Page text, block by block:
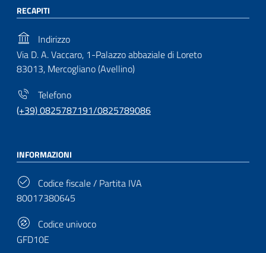
RECAPITI
Indirizzo
Via D. A. Vaccaro, 1-Palazzo abbaziale di Loreto
83013, Mercogliano (Avellino)
Telefono
(+39) 0825787191/0825789086
INFORMAZIONI
Codice fiscale / Partita IVA
80017380645
Codice univoco
GFD10E